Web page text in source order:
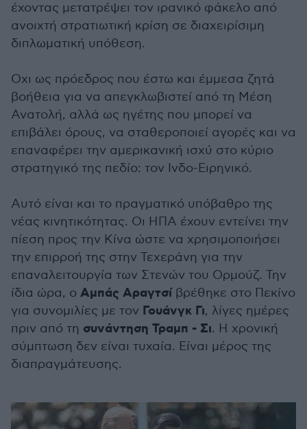
έχοντας μετατρέψει τον ιρανικό φάκελο από
ανοιχτή στρατιωτική κρίση σε διαχειρίσιμη
διπλωματική υπόθεση.
Οχι ως πρόεδρος που έστω και έμμεσα ζητά
βοήθεια για να απεγκλωβιστεί από τη Μέση
Ανατολή, αλλά ως ηγέτης που μπορεί να
επιβάλει όρους, να σταθεροποιεί αγορές και να
επαναφέρει την αμερικανική ισχύ στο κύριο
στρατηγικό της πεδίο: τον Ινδο-Ειρηνικό.
Αυτό είναι και το πραγματικό υπόβαθρο της
νέας κινητικότητας. Οι ΗΠΑ έχουν εντείνει την
πίεση προς την Κίνα ώστε να χρησιμοποιήσει
την επιρροή της στην Τεχεράνη για την
επαναλειτουργία των Στενών του Ορμούζ. Την
ίδια ώρα, ο Αμπάς Αραγτσίβρέθηκε στο Πεκίνο
για συνομιλίες με τον Γουάνγκ Γι, λίγες ημέρες
πριν από τη συνάντηση Τραμπ - Σι. Η χρονική
σύμπτωση δεν είναι τυχαία. Είναι μέρος της
διαπραγμάτευσης.